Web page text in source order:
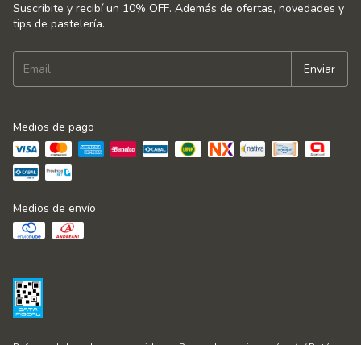
Suscribite y recibí un 10% OFF. Además de ofertas, novedades y
tips de pastelería.
Medios de pago
Medios de envío